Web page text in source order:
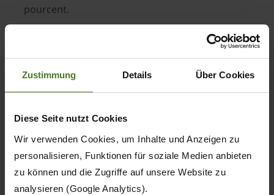
Zustimmung Details Über Cookies
Diese Seite nutzt Cookies
Wir verwenden Cookies, um Inhalte und Anzeigen zu
personalisieren, Funktionen für soziale Medien anbieten
zu können und die Zugriffe auf unsere Website zu
analysieren (Google Analytics).
pourcent.
Désormais également
disponible avec 48
couteaux
Krone propose un
nouveau tambour
biogaz pour la Big X